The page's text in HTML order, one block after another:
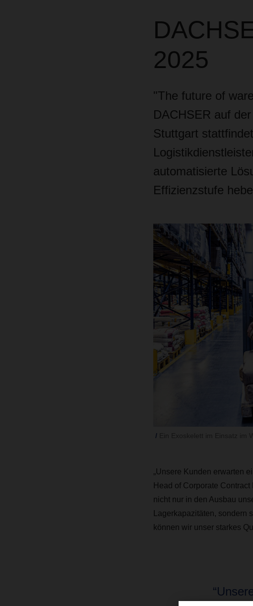
2025
"The future of
DACHSER auf
Stuttgart
automatisierte
Effizienzstufe
„Unsere Kunden erwarten
Head of Corporate
nicht nur in den Ausbau
Lagerkapazitäten, sondern
können wir unser starkes